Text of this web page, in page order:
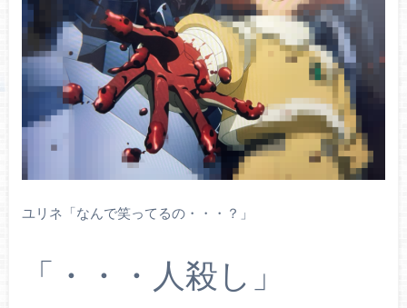
ユリネ「なんで笑ってるの・・・？」
「・・・人殺し」